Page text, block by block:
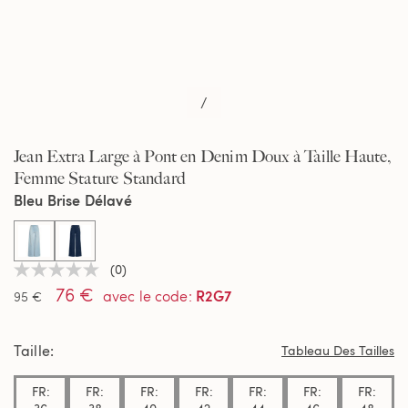
/
Jean Extra Large à Pont en Denim Doux à Taille Haute,
Femme Stature Standard
Aucune
valeur
de
sur
même
page.
(0)
95 €
76 € avec le code: R2G7
Bleu Brise Délavé
selected
Taille Tableau Des Tailles
FR:
FR:
FR:
FR:
FR:
FR:
FR: